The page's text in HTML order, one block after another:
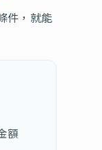
件，就能
額